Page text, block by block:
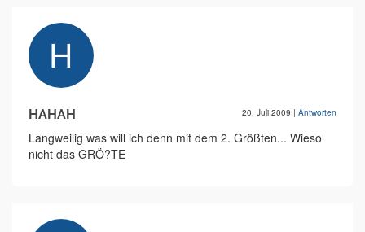
HAHAH 20. Juli 2009 | Antworten
Langweilig was will ich denn mit dem 2. Größten... Wieso
nicht das GRÖ?TE